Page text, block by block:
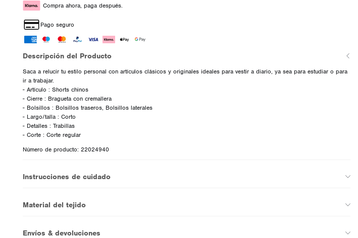
Compra ahora, paga después.
Pago seguro
Descripción del Producto
Saca a relucir tu estilo personal con artículos clásicos y originales ideales para vestir a diario, ya sea para estudiar o para
ir a trabajar.
- Artículo : Shorts chinos
- Cierre : Bragueta con cremallera
- Bolsillos : Bolsillos traseros, Bolsillos laterales
- Largo/talla : Corto
- Detalles : Trabillas
- Corte : Corte regular
Número de producto: 22024940
Instrucciones de cuidado
Material del tejido
Envíos & devoluciones